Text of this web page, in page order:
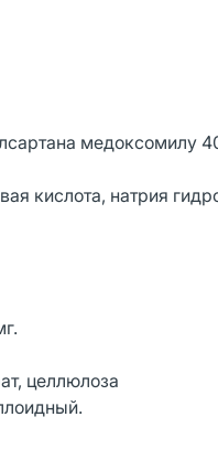
медоксомилу
кислота, натрия
целлюлоза